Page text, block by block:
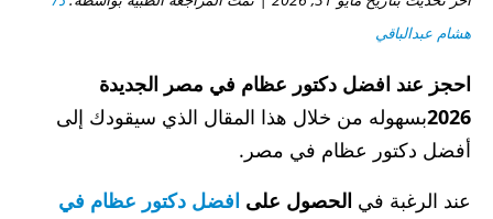
هشام عبدالباقي
احجز عند افضل دكتور عظام في مصر الجديدة
2026بسهوله من خلال هذا المقال الذي سيقودك إلى
أفضل دكتور عظام في مصر.
عند الرغبة في الحصول على افضل دكتور عظام في